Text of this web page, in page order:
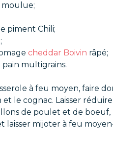
moulue;
piment Chili;
cheddar Boivin râpé;
multigrains.
à feu moyen, faire
le cognac. Laisser
de poulet et de
laisser mijoter à feu